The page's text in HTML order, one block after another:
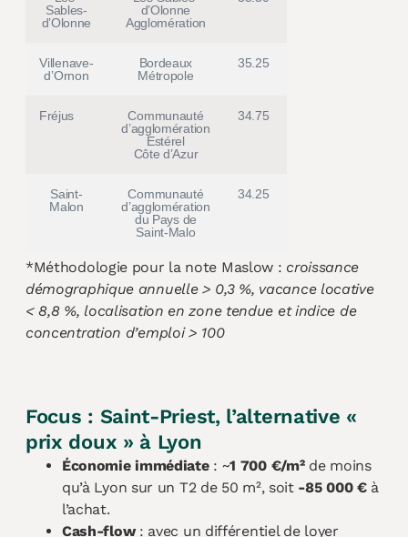
Sables-
d’Olonne
d’Olonne
Agglomération
Villenave-
d’Ornon
Bordeaux
Métropole
35.25
Fréjus
Communauté
d’agglomération
Estérel
Côte d’Azur
34.75
Saint-
Malon
Communauté
d’agglomération
du Pays de
Saint-Malo
34.25
*Méthodologie pour la note Maslow : croissance
démographique annuelle > 0,3 %, vacance locative
< 8,8 %, localisation en zone tendue et indice de
concentration d’emploi > 100
Focus : Saint-Priest, l’alternative «
prix doux » à Lyon
Économie immédiate: ~1 700 €/m²de moins
qu’à Lyon sur un T2 de 50 m², soit -85 000 €à
l’achat.
Cash-flow: avec un différentiel de loyer